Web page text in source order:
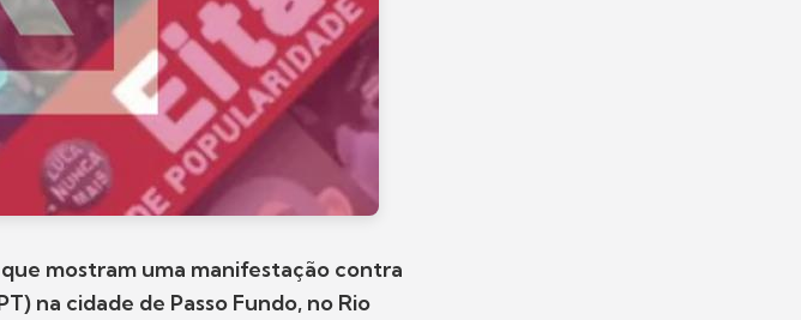
mostram uma manifestação contra
na cidade de Passo Fundo, no Rio